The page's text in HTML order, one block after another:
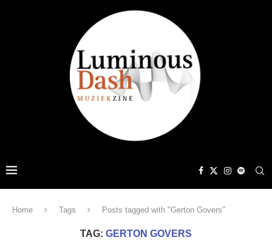
Home Tags Posts tagged with "Gerton Govers"
TAG: GERTON GOVERS